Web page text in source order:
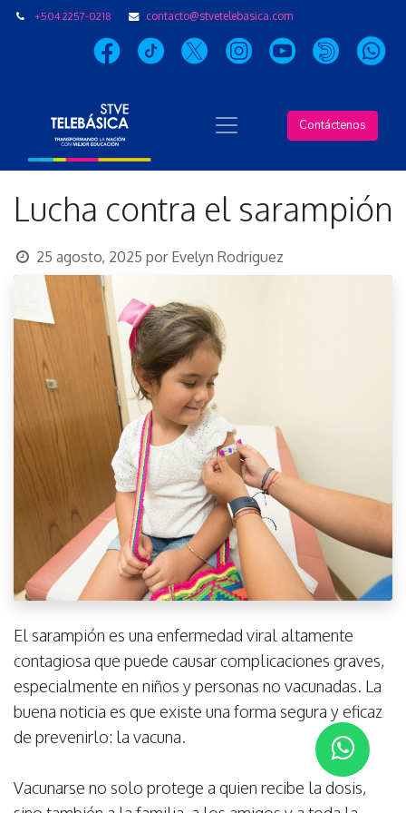
+504 2257-0218 contacto@stvetelebasica.com
Contáctenos
Lucha contra el sarampión
25 agosto, 2025 por Evelyn Rodriguez
El sarampión es una enfermedad viral altamente
contagiosa que puede causar complicaciones graves,
especialmente en niños y personas no vacunadas. La
buena noticia es que existe una forma segura y eficaz
de prevenirlo: la vacuna.
Vacunarse no solo protege a quien recibe la dosis,